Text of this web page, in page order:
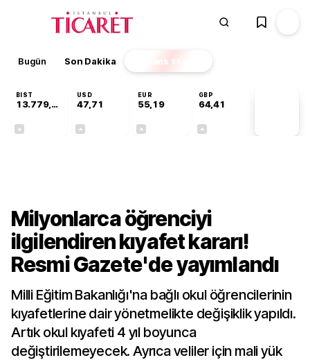
Bugün Son Dakika Finans EKSTRA
BIST
13.779,39
USD
47,71
EUR
55,19
GBP
64,41
Milyonlarca öğrenciyi
ilgilendiren kıyafet kararı!
Resmi Gazete'de yayımlandı
Milli Eğitim Bakanlığı'na bağlı okul öğrencilerinin
kıyafetlerine dair yönetmelikte değişiklik yapıldı.
Artık okul kıyafeti 4 yıl boyunca
değiştirilemeyecek. Ayrıca veliler için mali yük